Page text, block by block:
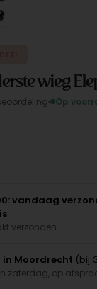
wieg
Op
vandaag
verzonden
Moordrecht (bij
zaterdag, op